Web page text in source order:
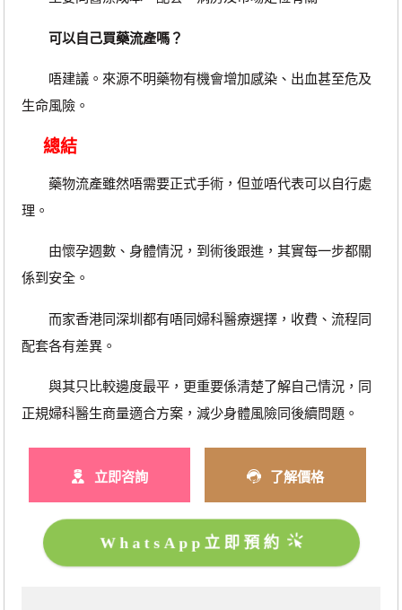
可以自己買藥流產嗎？
唔建議。來源不明藥物有機會增加感染、出血甚至危及
生命風險。
總結
藥物流產雖然唔需要正式手術，但並唔代表可以自行處
理。
由懷孕週數、身體情況，到術後跟進，其實每一步都關
係到安全。
而家香港同深圳都有唔同婦科醫療選擇，收費、流程同
配套各有差異。
與其只比較邊度最平，更重要係清楚了解自己情況，同
正規婦科醫生商量適合方案，減少身體風險同後續問題。
立即咨詢 了解價格
WhatsApp立即預約